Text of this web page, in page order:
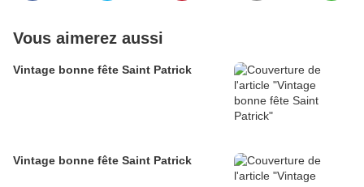
Vous aimerez aussi
Vintage bonne fête Saint Patrick
Vintage bonne fête Saint Patrick